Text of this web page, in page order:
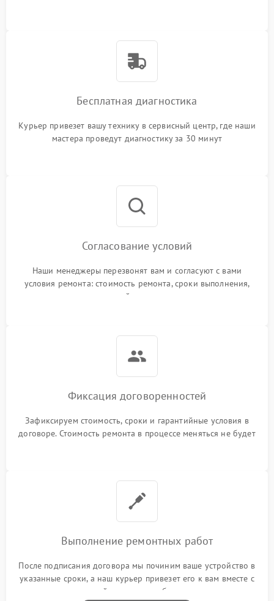
Бесплатная диагностика
Курьер привезет вашу технику в сервисный центр, где наши
мастера проведут диагностику за 30 минут
Согласование условий
Наши менеджеры перезвонят вам и согласуют с вами
условия ремонта: стоимость ремонта, сроки выполнения,
гарантийные условия
Фиксация договоренностей
Зафиксируем стоимость, сроки и гарантийные условия в
договоре. Стоимость ремонта в процессе меняться не будет
Выполнение ремонтных работ
После подписания договора мы починим ваше устройство в
указанные сроки, а наш курьер привезет его к вам вместе с
гарантийным талоном бесплатно